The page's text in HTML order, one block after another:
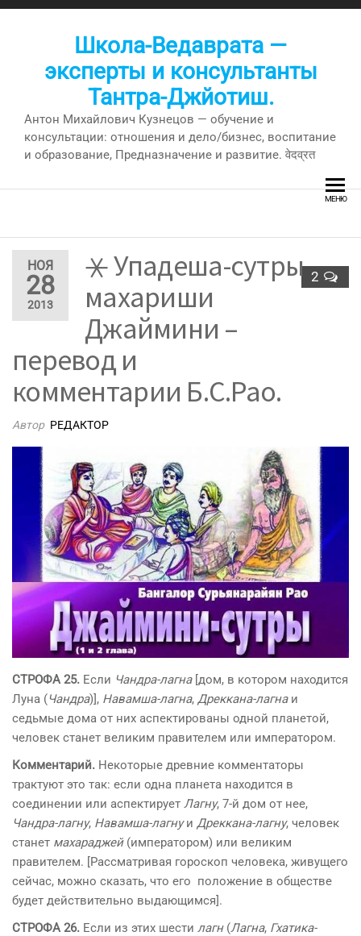
Перейти
Школа-Ведаврата —
эксперты и консультанты
Тантра-Джйотиш.
Антон Михайлович Кузнецов — обучение и
консультации: отношения и дело/бизнес, воспитание
и образование, Предназначение и развитие. वेदव्रत
МЕНЮ
НОЯ
28
2013
2
⚹ Упадеша-сутры
махариши
Джаймини –
перевод и
комментарии Б.С.Рао.
Автор РЕДАКТОР
СТРОФА 25. Если Чандра-лагна[дом, в котором находится
Луна (Чандра)], Навамша-лагна, Дреккана-лагнаи
седьмые дома от них аспектированы одной планетой,
человек станет великим правителем или императором.
Комментарий. Некоторые древние комментаторы
трактуют это так: если одна планета находится в
соединении или аспектирует Лагну, 7-й дом от нее,
Чандра-лагну, Навамша-лагнуи Дреккана-лагну, человек
станет махараджей(императором) или великим
правителем. [Рассматривая гороскоп человека, живущего
сейчас, можно сказать, что его положение в обществе
будет действительно выдающимся].
СТРОФА 26. Если из этих шести лагн(Лагна, Гхатика-